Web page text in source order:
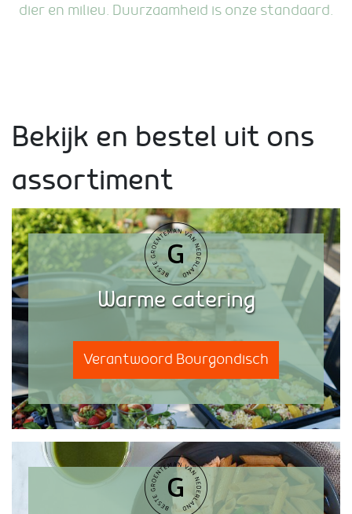
dier en milieu. Duurzaamheid is onze standaard.
Bekijk en bestel uit ons
assortiment
Warme catering
Verantwoord Bourgondisch